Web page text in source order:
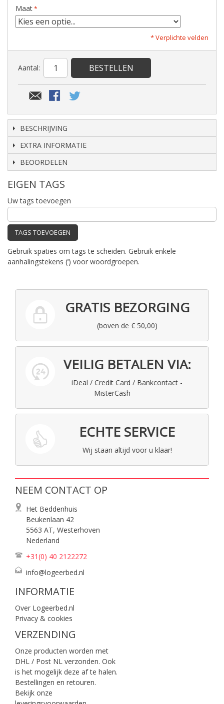
Maat
* Verplichte velden
Aantal: BESTELLEN
BESCHRIJVING
EXTRA INFORMATIE
BEOORDELEN
EIGEN TAGS
Uw tags toevoegen
TAGS TOEVOEGEN
Gebruik spaties om tags te scheiden. Gebruik enkele
aanhalingstekens (‘) voor woordgroepen.
GRATIS BEZORGING
(boven de € 50,00)
VEILIG BETALEN VIA:
iDeal / Credit Card / Bankcontact -
MisterCash
ECHTE SERVICE
Wij staan altijd voor u klaar!
NEEM CONTACT OP
Het Beddenhuis
Beukenlaan 42
5563 AT, Westerhoven
Nederland
+31(0) 40 2122272
info@logeerbed.nl
INFORMATIE
Over Logeerbed.nl
Privacy & cookies
VERZENDING
Onze producten worden met
DHL / Post NL verzonden. Ook
is het mogelijk deze af te halen.
Bestellingen en retouren.
Bekijk onze